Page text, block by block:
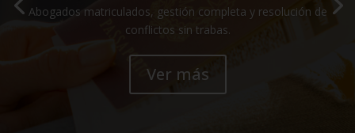
Abogados matriculados, gestión completa y resolución de
conflictos sin trabas.
Ver más